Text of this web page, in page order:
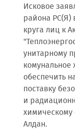
Исковое
района РС(Я)
круга лиц к
унитарному
комунальное
обеспечить
поставку
и
химическому
Алдан.